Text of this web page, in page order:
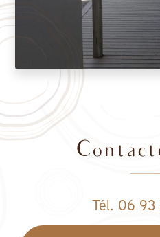
Tél. 06